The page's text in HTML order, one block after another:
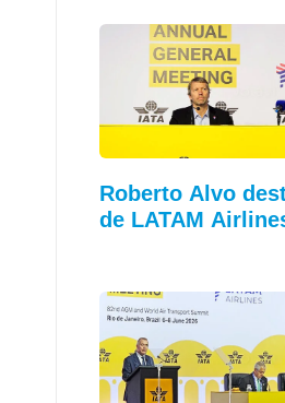
Roberto Alvo
de LATAM